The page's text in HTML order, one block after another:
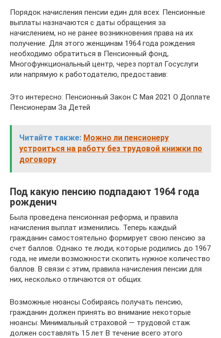
Порядок начисления пенсии един для всех. Пенсионные
выплаты назначаются с даты обращения за
начислением, но не ранее возникновения права на их
получение. Для этого женщинам 1964 года рождения
необходимо обратиться в Пенсионный фонд,
Многофункциональный центр, через портал Госуслуги
или напрямую к работодателю, предоставив:
Это интересно: Пенсионный Закон С Мая 2021 О Доплате
Пенсионерам За Детей
Читайте также: Можно ли пенсионеру
устроиться на работу без трудовой книжки по
договору
Под какую пенсию подпадают 1964 года
рожденич
Была проведена пенсионная реформа, и правила
начисления выплат изменились. Теперь каждый
гражданин самостоятельно формирует свою пенсию за
счет баллов. Однако те люди, которые родились до 1967
года, не имели возможности скопить нужное количество
баллов. В связи с этим, правила начисления пенсии для
них, несколько отличаются от общих.
Возможные нюансы Собираясь получать пенсию,
гражданин должен принять во внимание некоторые
нюансы: Минимальный страховой — трудовой стаж
должен составлять 15 лет В течение всего этого